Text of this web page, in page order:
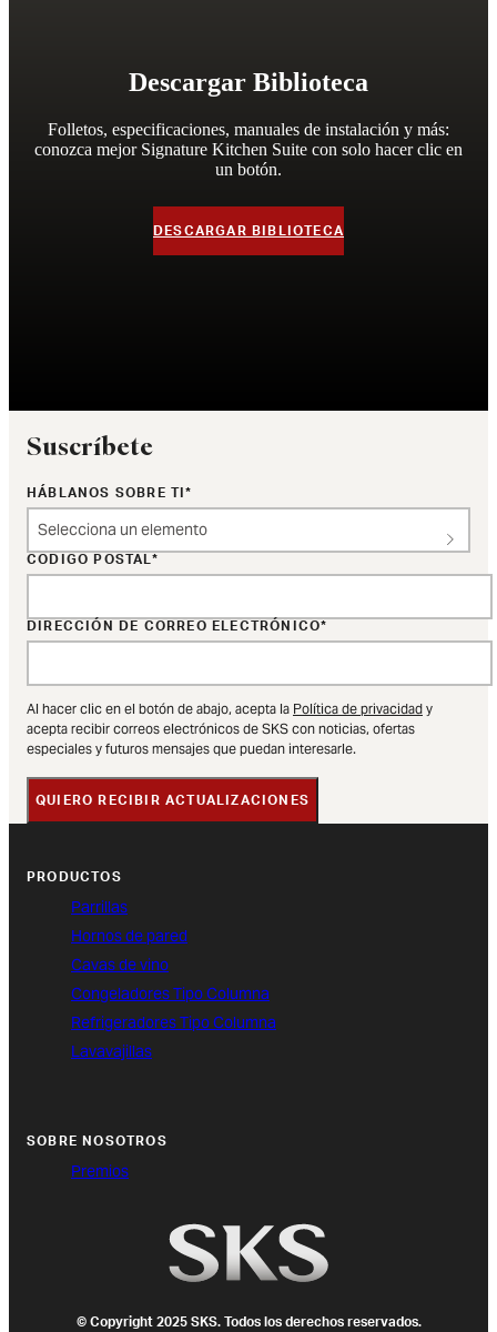
Descargar Biblioteca
Folletos, especificaciones, manuales de instalación y más:
conozca mejor Signature Kitchen Suite con solo hacer clic en
un botón.
DESCARGAR BIBLIOTECA
Suscríbete
HÁBLANOS SOBRE TI
Selecciona un elemento
CÓDIGO POSTAL
DIRECCIÓN DE CORREO ELECTRÓNICO
Al hacer clic en el botón de abajo, acepta la Política de privacidad y
acepta recibir correos electrónicos de SKS con noticias, ofertas
especiales y futuros mensajes que puedan interesarle.
QUIERO RECIBIR ACTUALIZACIONES
PRODUCTOS
Parrillas
Hornos de pared
Cavas de vino
Congeladores Tipo Columna
Refrigeradores Tipo Columna
Lavavajillas
SOBRE NOSOTROS
Premios
© Copyright 2025 SKS. Todos los derechos reservados.